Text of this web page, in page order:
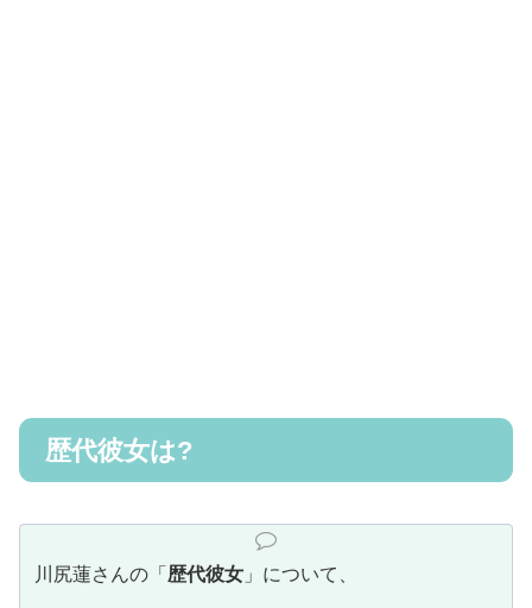
歴代彼女は?
川尻蓮さんの「 歴代彼女 」について、